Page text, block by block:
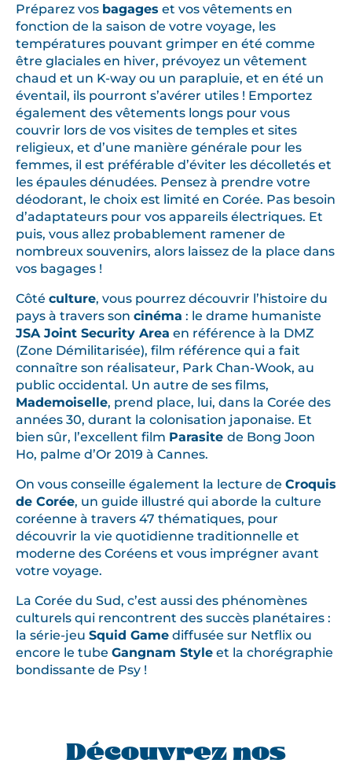
Préparez vos bagages et vos vêtements en
fonction de la saison de votre voyage, les
températures pouvant grimper en été comme
être glaciales en hiver, prévoyez un vêtement
chaud et un K-way ou un parapluie, et en été un
éventail, ils pourront s’avérer utiles ! Emportez
également des vêtements longs pour vous
couvrir lors de vos visites de temples et sites
religieux, et d’une manière générale pour les
femmes, il est préférable d’éviter les décolletés et
les épaules dénudées. Pensez à prendre votre
déodorant, le choix est limité en Corée. Pas besoin
d’adaptateurs pour vos appareils électriques. Et
puis, vous allez probablement ramener de
nombreux souvenirs, alors laissez de la place dans
vos bagages !
Côté culture, vous pourrez découvrir l’histoire du
pays à travers son cinéma : le drame humaniste
JSA Joint Security Area en référence à la DMZ
(Zone Démilitarisée), film référence qui a fait
connaître son réalisateur, Park Chan-Wook, au
public occidental. Un autre de ses films,
Mademoiselle, prend place, lui, dans la Corée des
années 30, durant la colonisation japonaise. Et
bien sûr, l’excellent film Parasite de Bong Joon
Ho, palme d’Or 2019 à Cannes.
On vous conseille également la lecture de Croquis
de Corée, un guide illustré qui aborde la culture
coréenne à travers 47 thématiques, pour
découvrir la vie quotidienne traditionnelle et
moderne des Coréens et vous imprégner avant
votre voyage.
La Corée du Sud, c’est aussi des phénomènes
culturels qui rencontrent des succès planétaires :
la série-jeu Squid Game diffusée sur Netflix ou
encore le tube Gangnam Style et la chorégraphie
bondissante de Psy !
Découvrez nos